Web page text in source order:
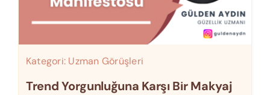
Kategori: Uzman Görüşleri
Trend Yorgunluğuna Karşı Bir Makyaj